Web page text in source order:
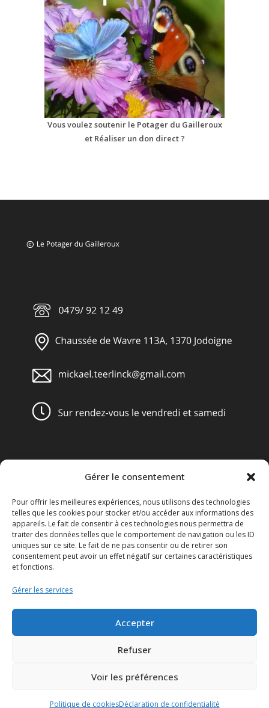
Gérer le consentement
Pour offrir les meilleures expériences, nous utilisons des technologies
telles que les cookies pour stocker et/ou accéder aux informations des
appareils. Le fait de consentir à ces technologies nous permettra de
traiter des données telles que le comportement de navigation ou les ID
uniques sur ce site. Le fait de ne pas consentir ou de retirer son
consentement peut avoir un effet négatif sur certaines caractéristiques
et fonctions.
Gérer les services
Accepter
Refuser
Voir les préférences
Politique de cookiesDéclaration de confidentialité
Vous voulez soutenir le Potager du Gailleroux
et Réaliser un don direct ?
Obligations légales
Conditions générales de vente
Mentions légales
Le Disclaimer
Le Réglement général sur la protection des données ou le